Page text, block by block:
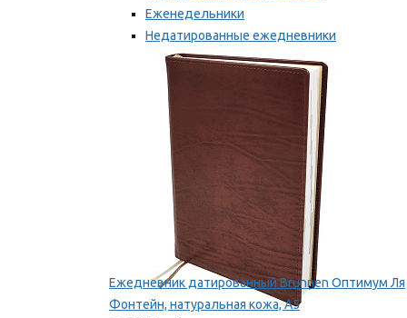
Еженедельники
Недатированные ежедневники
Планинги
Мы рекомендуем
Ежедневник датированный Brunnen Оптимум Ля
Фонтейн, натуральная кожа, А5